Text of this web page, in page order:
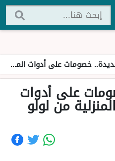
على أدوات المطبخ والأجهزة المنزلية من لولو هايبر الرياض
على أدوات
من لولو